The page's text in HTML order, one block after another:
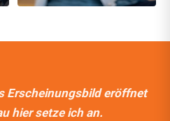
Erscheinungsbild eröffnet
hier setze ich an.